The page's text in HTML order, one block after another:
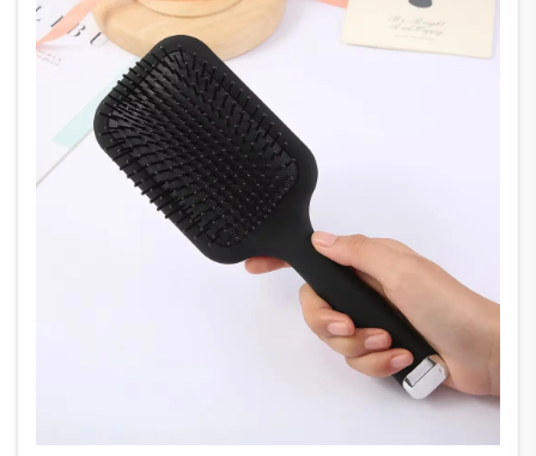
puede...